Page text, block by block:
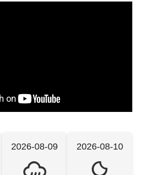
2026-08-09 2026-08-10